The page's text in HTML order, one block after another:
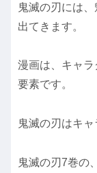
鬼滅の刃には
出てきます。
漫画は、キャ
要素です。
鬼滅の刃はキ
鬼滅の刃7巻の